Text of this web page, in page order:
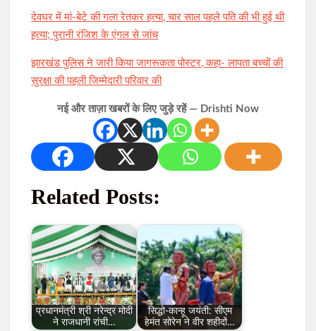
देवघर में मां-बेटे की गला रेतकर हत्या, चार साल पहले पति की भी हुई थी
हत्या; पुरानी रंजिश के एंगल से जांच
झारखंड पुलिस ने जारी किया जागरूकता पोस्टर, कहा- लापता बच्चों की
सुरक्षा की पहली जिम्मेदारी परिवार की
नई और ताज़ा खबरों के लिए जुड़े रहें — Drishti Now
Related Posts:
प्रधानमंत्री श्री नरेन्द्र मोदी
ने राजधानी रांची…
सिद्धो-कान्हू जयंती: सीएम
हेमंत सोरेन ने वीर शहीदों…